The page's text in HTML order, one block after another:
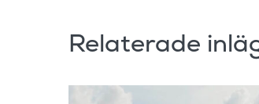
Relaterade